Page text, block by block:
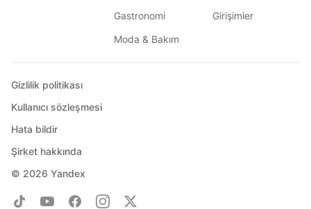
Gastronomi
Moda & Bakım
Girişimler
© 2026 Yandex
Gizlilik politikası
Kullanıcı sözleşmesi
Hata bildir
Şirket hakkında